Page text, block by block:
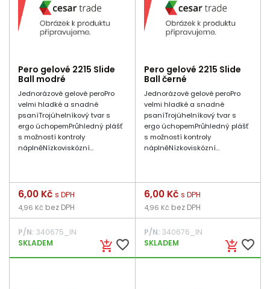
Pero gelové 2215 Slide
Ball modré
Jednorázové gelové peroPro
velmi hladké a snadné
psaníTrojúhelníkový tvar s
ergo úchopemPrůhledný plášť
s možností kontroly
náplněNízkoviskózní...
add_shopping_cart favorite_border
Cena
6,00 Kč s DPH
4,96 Kč bez DPH
P/N: 340675_IN
SKLADEM
Pero gelové 2215 Slide
Ball černé
Jednorázové gelové peroPro
velmi hladké a snadné
psaníTrojúhelníkový tvar s
ergo úchopemPrůhledný plášť
s možností kontroly
náplněNízkoviskózní...
add_shopping_cart favorite_border
Cena
6,00 Kč s DPH
4,96 Kč bez DPH
P/N:340676_IN
SKLADEM